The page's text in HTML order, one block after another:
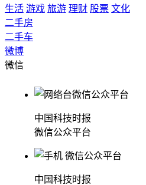
生活 游戏 旅游 理财 股票 文化
二手房
二手车
微博
微信
中国科技时报
微信公众平台
中国科技时报